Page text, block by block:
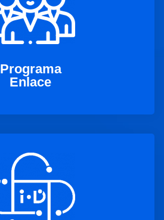
Programa
Enlace